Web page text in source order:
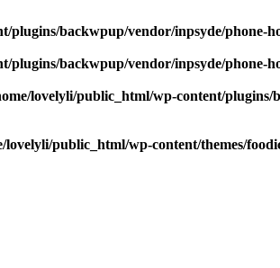
plugins/backwpup/vendor/inpsyde/phone-
plugins/backwpup/vendor/inpsyde/phone-
lovelyli/public_html/wp-content/
lovelyli/public_html/wp-content/themes/